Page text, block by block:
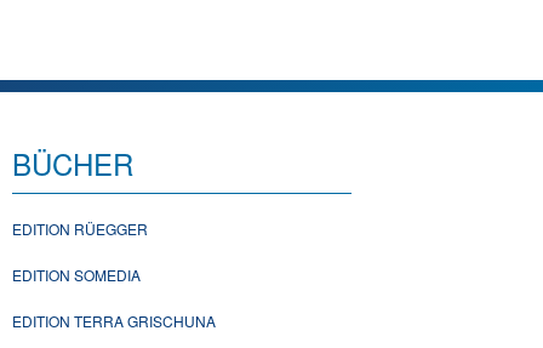
BÜCHER
EDITION RÜEGGER
EDITION SOMEDIA
EDITION TERRA GRISCHUNA